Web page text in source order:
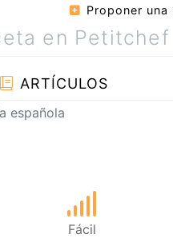
Proponer una
ARTÍCULOS
española
Fácil